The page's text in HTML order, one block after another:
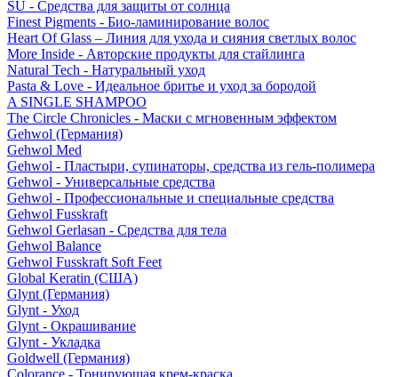
SU - Средства для защиты от солнца
Finest Pigments - Био-ламинирование волос
Heart Of Glass – Линия для ухода и сияния светлых волос
More Inside - Авторские продукты для стайлинга
Natural Tech - Натуральный уход
Pasta & Love - Идеальное бритье и уход за бородой
A SINGLE SHAMPOO
The Circle Chronicles - Маски с мгновенным эффектом
Gehwol (Германия)
Gehwol Med
Gehwol - Пластыри, супинаторы, средства из гель-полимера
Gehwol - Универсальные средства
Gehwol - Профессиональные и специальные средства
Gehwol Fusskraft
Gehwol Gerlasan - Средства для тела
Gehwol Balance
Gehwol Fusskraft Soft Feet
Global Keratin (США)
Glynt (Германия)
Glynt - Уход
Glynt - Окрашивание
Glynt - Укладка
Goldwell (Германия)
Colorance - Тонирующая крем-краска